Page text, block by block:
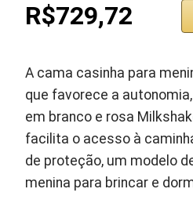
R$729,72
A cama casinha para
que favorece a
em branco e rosa
facilita o acesso à
de proteção, um modelo
menina para brincar e